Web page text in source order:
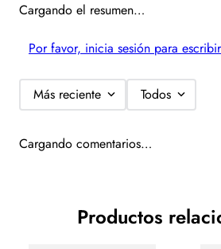
Cargando el resumen…
Por favor, inicia sesión para
Más reciente Todos
Cargando comentarios…
Productos